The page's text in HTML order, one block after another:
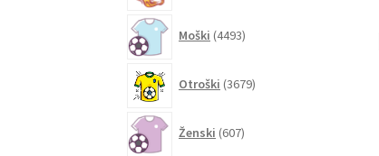
Moški 4493izdelkov
Otroški 3679izdelkov
Ženski 607izdelkov